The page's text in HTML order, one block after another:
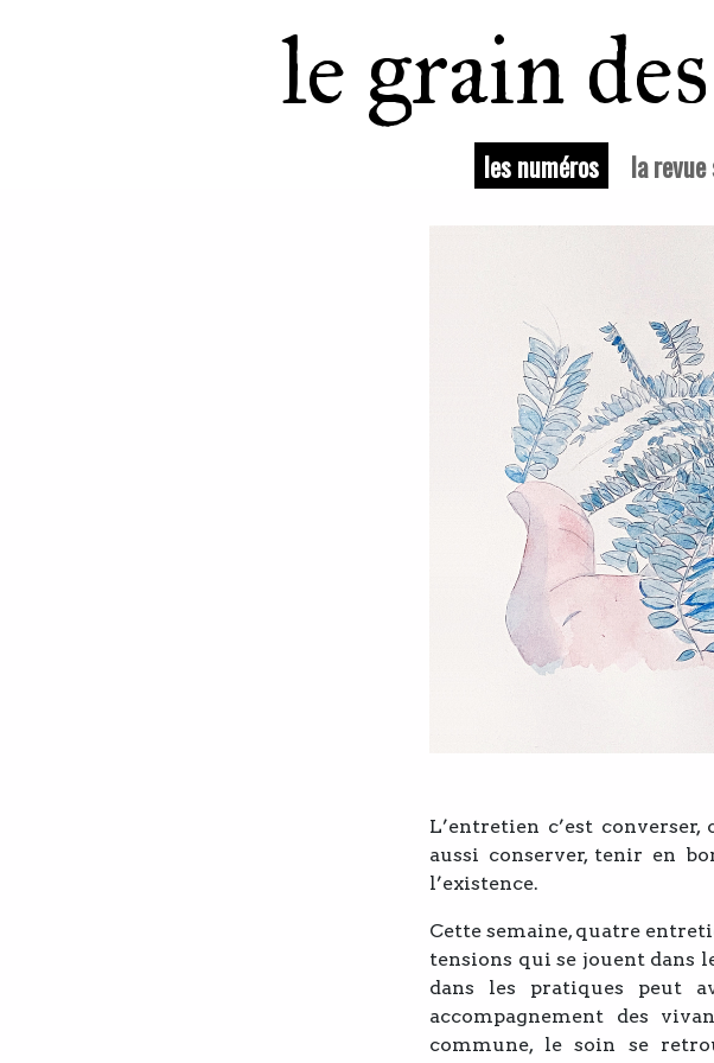
le grain
les numéros(courante)
la
L’entretien c’est converser,
aussi conserver, tenir en
l’existence.
Cette semaine, quatre
tensions qui se jouent dans
dans les pratiques peut
accompagnement des
commune, le soin se